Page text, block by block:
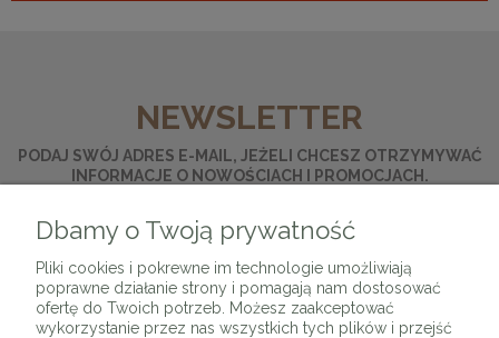
NEWSLETTER
PODAJ SWÓJ ADRES E-MAIL, JEŻELI CHCESZ OTRZYMYWAĆ
INFORMACJE O NOWOŚCIACH I PROMOCJACH.
Dbamy o Twoją prywatność
Pliki cookies i pokrewne im technologie umożliwiają
poprawne działanie strony i pomagają nam dostosować
ofertę do Twoich potrzeb. Możesz zaakceptować
wykorzystanie przez nas wszystkich tych plików i przejść